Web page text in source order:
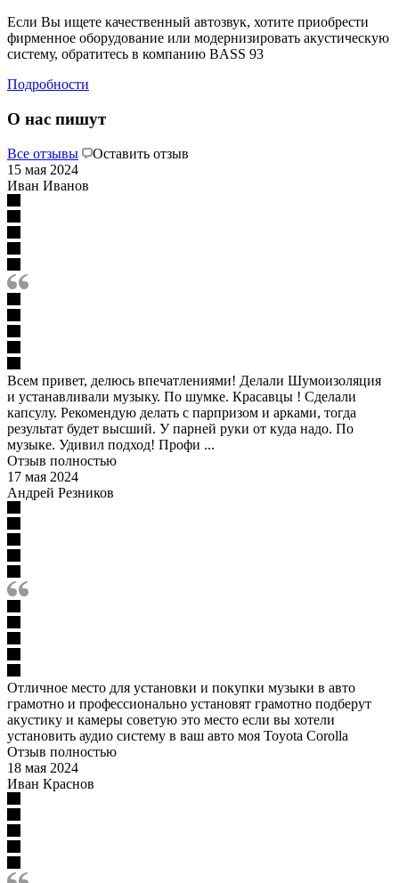
Если Вы ищете качественный автозвук, хотите приобрести
фирменное оборудование или модернизировать акустическую
систему, обратитесь в компанию BASS 93
Подробности
О нас пишут
Все отзывы
Оставить отзыв
15 мая 2024
Иван Иванов
Всем привет, делюсь впечатлениями! Делали Шумоизоляция
и устанавливали музыку. По шумке. Красавцы ! Сделали
капсулу. Рекомендую делать с парпризом и арками, тогда
результат будет высший. У парней руки от куда надо. По
музыке. Удивил подход! Профи ...
Отзыв полностью
17 мая 2024
Андрей Резников
Отличное место для установки и покупки музыки в авто
грамотно и профессионально установят грамотно подберут
акустику и камеры советую это место если вы хотели
установить аудио систему в ваш авто моя Toyota Corolla
Отзыв полностью
18 мая 2024
Иван Краснов